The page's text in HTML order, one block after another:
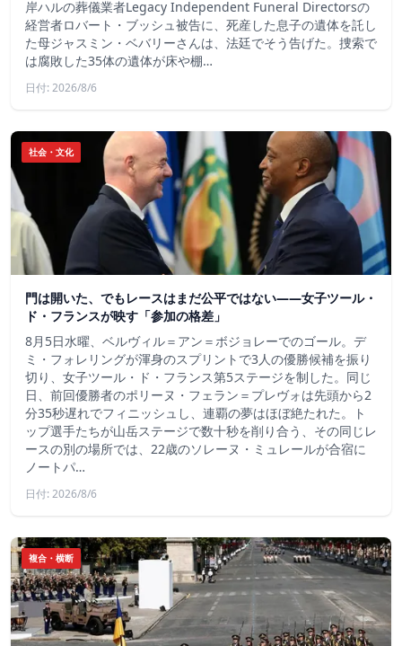
岸ハルの葬儀業者Legacy Independent Funeral Directorsの
経営者ロバート・ブッシュ被告に、死産した息子の遺体を託し
た母ジャスミン・ベバリーさんは、法廷でそう告げた。捜索で
は腐敗した35体の遺体が床や棚…
日付: 2026/8/6
社会・文化
門は開いた、でもレースはまだ公平ではない――女子ツール・
ド・フランスが映す「参加の格差」
8月5日水曜、ベルヴィル＝アン＝ボジョレーでのゴール。デ
ミ・フォレリングが渾身のスプリントで3人の優勝候補を振り
切り、女子ツール・ド・フランス第5ステージを制した。同じ
日、前回優勝者のポリーヌ・フェラン＝プレヴォは先頭から2
分35秒遅れでフィニッシュし、連覇の夢はほぼ絶たれた。ト
ップ選手たちが山岳ステージで数十秒を削り合う、その同じレ
ースの別の場所では、22歳のソレーヌ・ミュレールが合宿に
ノートパ…
日付: 2026/8/6
複合・横断